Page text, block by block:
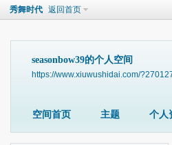
秀舞时代 返回首页
seasonbow39的个人空间
https://www.xiuwushidai.com/
空间首页 主题 个人